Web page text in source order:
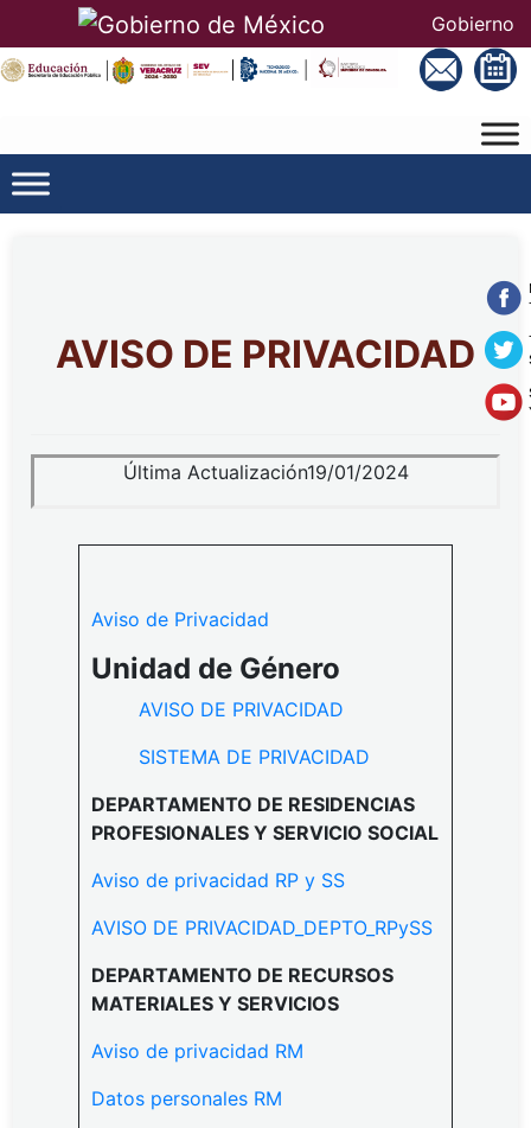
Gobierno
AVISO DE PRIVACIDAD
Última Actualización19/01/2024
Aviso de Privacidad
Unidad de Género
AVISO DE PRIVACIDAD
SISTEMA DE PRIVACIDAD
DEPARTAMENTO DE RESIDENCIAS
PROFESIONALES Y SERVICIO SOCIAL
Aviso de privacidad RP y SS
AVISO DE PRIVACIDAD_DEPTO_RPySS
DEPARTAMENTO DE RECURSOS
MATERIALES Y SERVICIOS
Aviso de privacidad RM
Datos personales RM